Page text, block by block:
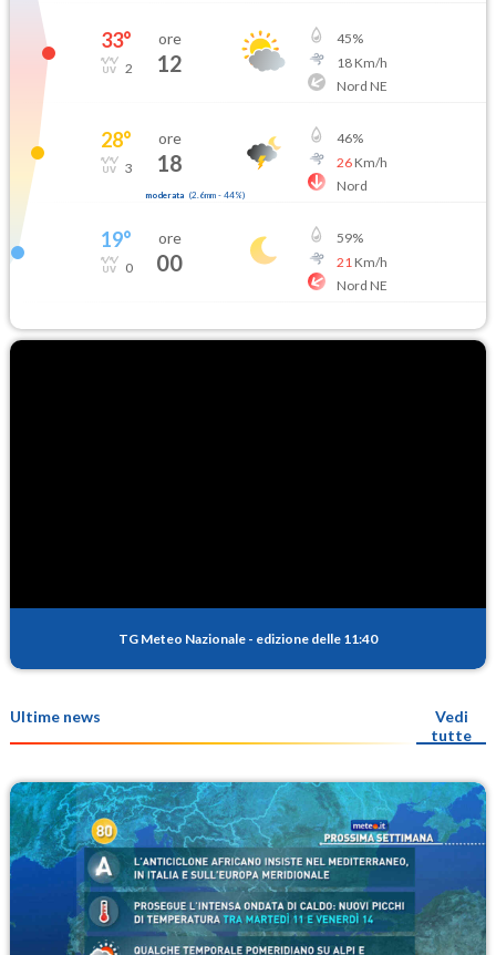
33°
2
ore
12
45%
18Km/h
Nord NE
28°
3
ore
18
moderata (2.6mm- 44%)
46%
26Km/h
Nord
19°
0
ore
00
59%
21 Km/h
Nord NE
TG Meteo Nazionale - edizione delle 11:40
Ultime news
Vedi
tutte